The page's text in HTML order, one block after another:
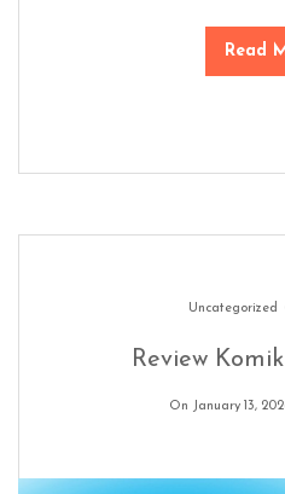
Read
Uncategorized
Review
On January 13,